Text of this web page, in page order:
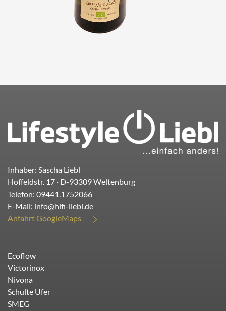
Inhaber: Sascha Liebl
Hoffeldstr. 17 · D-93309Weltenburg
Telefon: 09441.1752066
E-Mail: info@hifi-liebl.de
Anfahrt GoogleMaps
Ecoflow
Victorinox
Nivona
Schulte Ufer
SMEG